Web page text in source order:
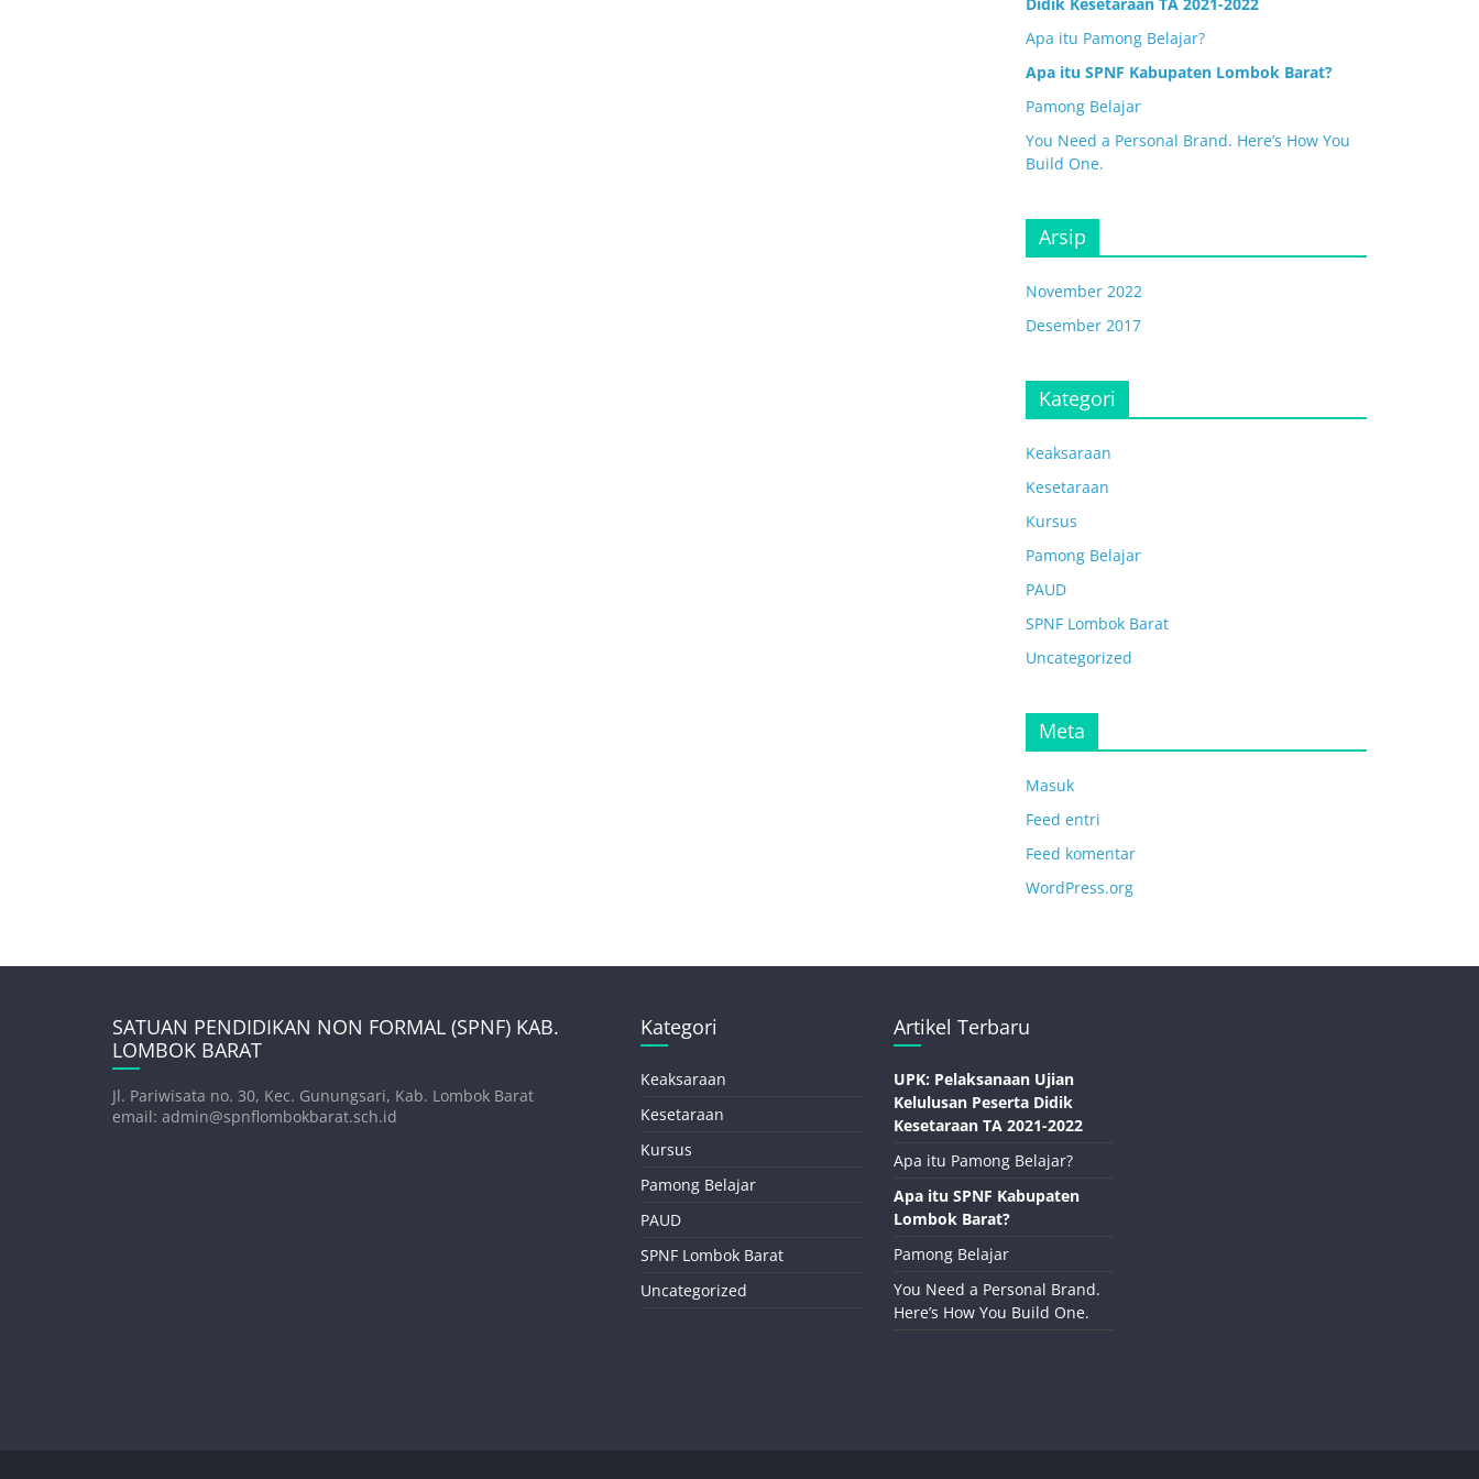
Apa itu Pamong Belajar?
Apa itu SPNF Kabupaten Lombok Barat?
Pamong Belajar
You Need a Personal Brand. Here’s How You
Build One.
Arsip
November 2022
Desember 2017
Kategori
Keaksaraan
Kesetaraan
Kursus
Pamong Belajar
PAUD
SPNF Lombok Barat
Uncategorized
Meta
Masuk
Feed entri
Feed komentar
WordPress.org
SATUAN PENDIDIKAN NON FORMAL (SPNF) KAB.
LOMBOK BARAT
Jl. Pariwisata no. 30, Kec. Gunungsari, Kab. Lombok Barat
email: admin@spnflombokbarat.sch.id
Kategori
Keaksaraan
Kesetaraan
Kursus
Pamong Belajar
PAUD
SPNF Lombok Barat
Uncategorized
Artikel Terbaru
UPK: Pelaksanaan Ujian
Kelulusan Peserta Didik
Kesetaraan TA 2021-2022
Apa itu Pamong Belajar?
Apa itu SPNF Kabupaten
Lombok Barat?
Pamong Belajar
You Need a Personal Brand.
Here’s How You Build One.